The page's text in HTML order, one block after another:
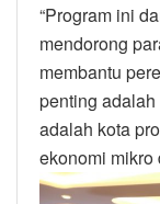
“Program ini
mendorong
membantu
penting
adalah kota
ekonomi mikro